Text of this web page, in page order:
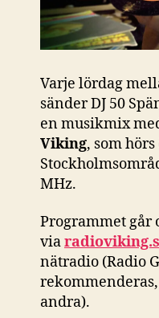
Varje lördag
sänder DJ 50
en musikmix
Viking, som
MHz.
Programmet går
via
nätradio (Radio
andra).